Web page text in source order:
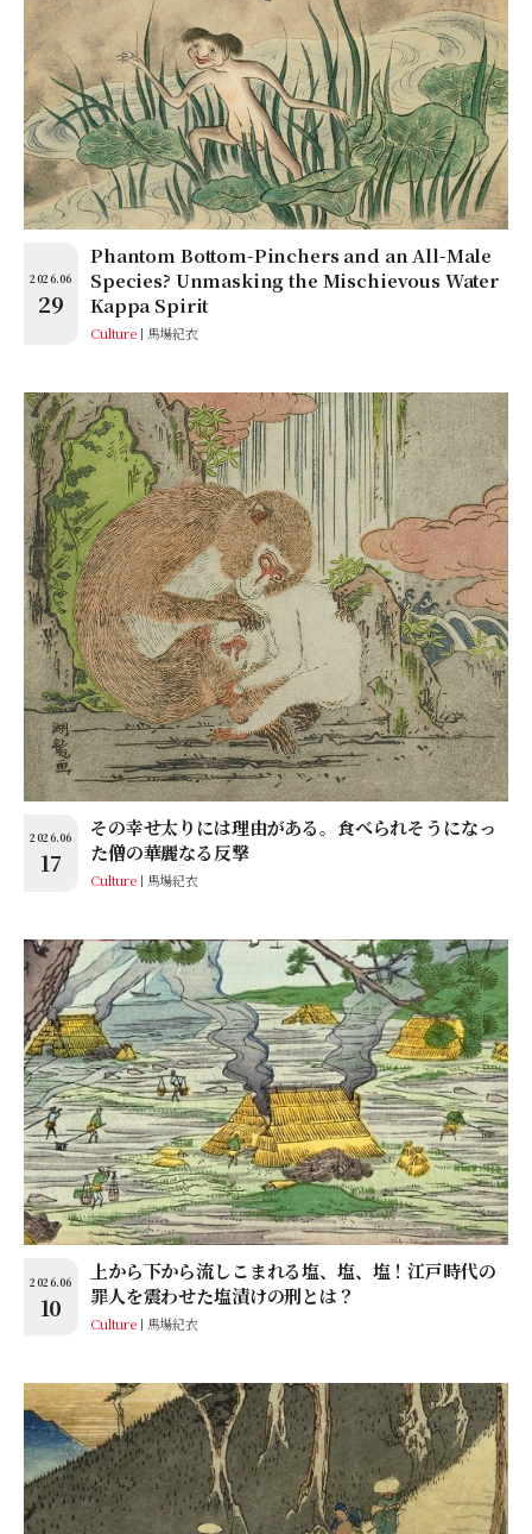
2026.06
29
Phantom Bottom-Pinchers and an All-Male
Species? Unmasking the Mischievous Water
Kappa Spirit
Culture 馬場紀衣
2026.06
17
その幸せ太りには理由がある。食べられそうになっ
た僧の華麗なる反撃
Culture 馬場紀衣
2026.06
10
上から下から流しこまれる塩、塩、塩！江戸時代の
罪人を震わせた塩漬けの刑とは？
Culture 馬場紀衣